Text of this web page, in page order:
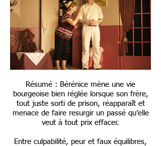
Résumé : Bérénice mène une vie
bourgeoise bien réglée lorsque son frère,
tout juste sorti de prison, réapparaît et
menace de faire resurgir un passé qu’elle
veut à tout prix effacer.
Entre culpabilité, peur et faux équilibres,